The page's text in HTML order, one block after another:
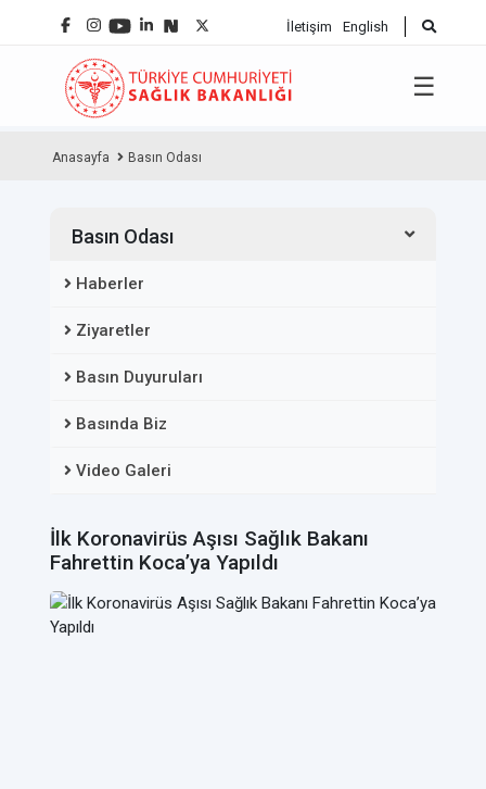
İletişim English
☰
Anasayfa Basın Odası
Basın Odası
Haberler
Ziyaretler
Basın Duyuruları
Basında Biz
Video Galeri
İlk Koronavirüs Aşısı Sağlık Bakanı
Fahrettin Koca’ya Yapıldı